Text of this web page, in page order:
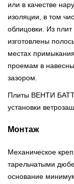
или в качестве
изоляции, в том
облицовки. Из
изготовлены
местах
проемам в
зазором.
Плиты ВЕНТИ
установки
Монтаж
Механическое
тарельчатыми
основание